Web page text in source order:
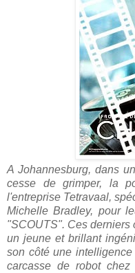
A Johannesburg, dans
cesse de grimper, la
l'entreprise Tetravaal,
Michelle Bradley, pour
"SCOUTS". Ces derniers
un jeune et brillant
son côté une
carcasse de robot